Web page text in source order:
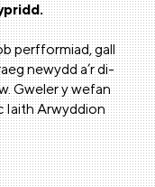
perfformiad, gall
newydd a’r di-
Gweler y wefan
Iaith Arwyddion